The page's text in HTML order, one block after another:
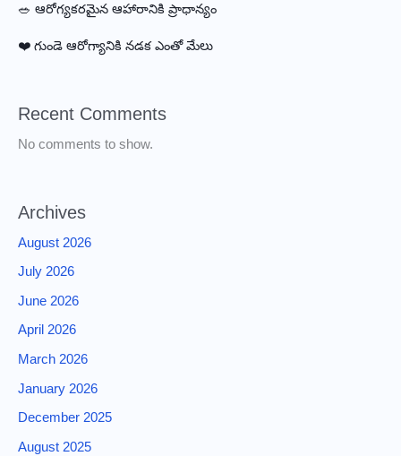
🥗 ఆరోగ్యకరమైన ఆహారానికి ప్రాధాన్యం
❤️ గుండె ఆరోగ్యానికి నడక ఎంతో మేలు
Recent Comments
No comments to show.
Archives
August 2026
July 2026
June 2026
April 2026
March 2026
January 2026
December 2025
August 2025